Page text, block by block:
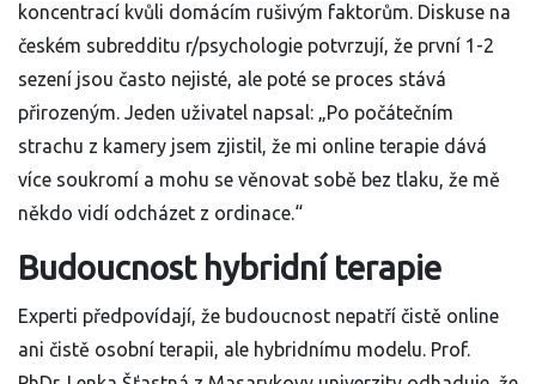
koncentrací kvůli domácím rušivým faktorům. Diskuse na
českém subredditu r/psychologie potvrzují, že první 1-2
sezení jsou často nejisté, ale poté se proces stává
přirozeným. Jeden uživatel napsal: „Po počátečním
strachu z kamery jsem zjistil, že mi online terapie dává
více soukromí a mohu se věnovat sobě bez tlaku, že mě
někdo vidí odcházet z ordinace.“
Budoucnost hybridní terapie
Experti předpovídají, že budoucnost nepatří čistě online
ani čistě osobní terapii, ale hybridnímu modelu. Prof.